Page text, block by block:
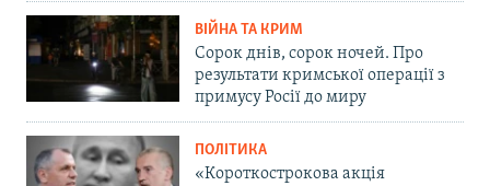
ВІЙНА ТА КРИМ
Сорок днів, сорок ночей. Про
результати кримської операції з
примусу Росії до миру
ПОЛІТИКА
«Короткострокова акція